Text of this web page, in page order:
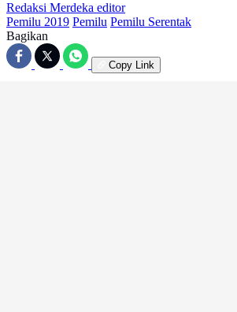
Redaksi Merdeka editor
Pemilu 2019 Pemilu Pemilu Serentak
Bagikan
Copy Link